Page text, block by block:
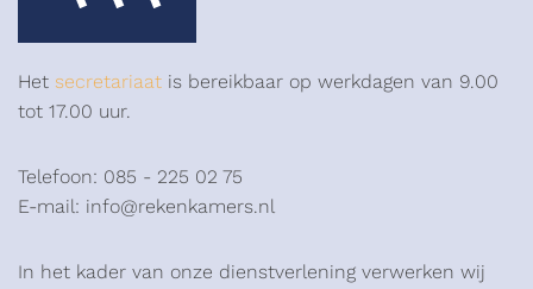
Het secretariaat is bereikbaar op werkdagen van 9.00
tot 17.00 uur.
Telefoon: 085 - 225 02 75
E-mail: info@rekenkamers.nl
In het kader van onze dienstverlening verwerken wij